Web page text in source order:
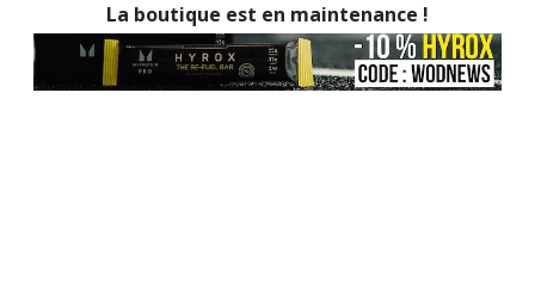
La boutique est en maintenance !